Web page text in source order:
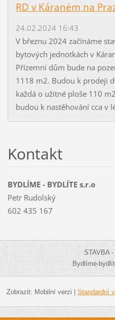
RD v Káraném na
24.02.2024 16:43
V březnu 2024 začínáme
bytových jednotkách v
Přízemní dům bude na
1118 m2. Budou k prodeji
každá o užitné ploše 110
budou k nastěhování cca v
Kontakt
BYDLÍME - BYDLÍTE s.r.o
Petr Rudolský
602 435 167
STAVBA
Bydlíme-
Zobrazit: Mobilní verzi Standardní